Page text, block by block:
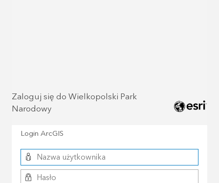
Zaloguj się do Wielkopolski Park
Narodowy
Login ArcGIS